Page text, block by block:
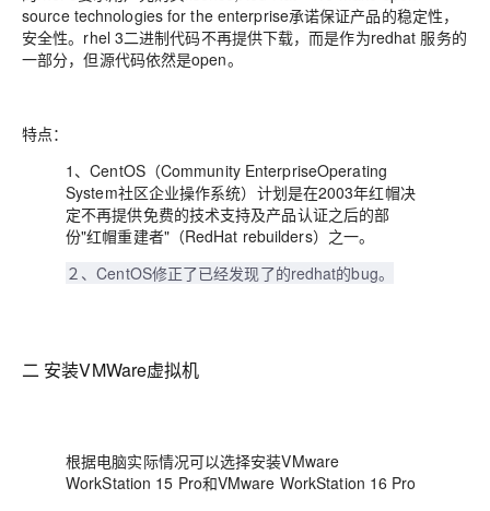
source technologies for the enterprise承诺保证产品的稳定性，
安全性。rhel 3二进制代码不再提供下载，而是作为redhat 服务的
一部分，但源代码依然是open。
特点：
1、CentOS（Community EnterpriseOperating
System社区企业操作系统）计划是在2003年红帽决
定不再提供免费的技术支持及产品认证之后的部
份"红帽重建者"（RedHat rebuilders）之一。
２、CentOS修正了已经发现了的redhat的bug。
二 安装VMWare虚拟机
根据电脑实际情况可以选择安装VMware
WorkStation 15 Pro和VMware WorkStation 16 Pro